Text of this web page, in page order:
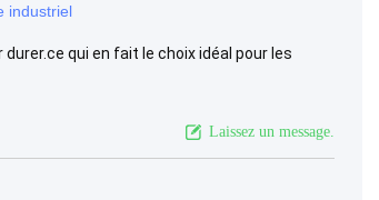
industriel
qui en fait le choix idéal pour les
Laissez un message.